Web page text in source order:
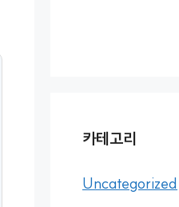
카테고리
Uncategorized